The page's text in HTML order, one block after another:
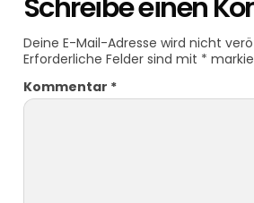
Schreibe einen
Deine E-Mail-Adresse wird nicht
Erforderliche Felder sind mit *
Kommentar *